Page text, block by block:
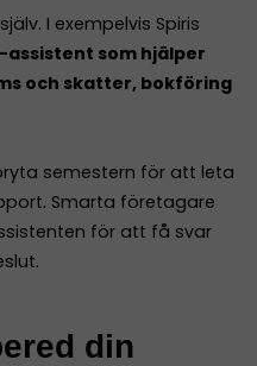
I exempelvis Spiris
assistent som hjälper
och skatter, bokföring
semestern för att leta
Smarta företagare
för att få svar
din